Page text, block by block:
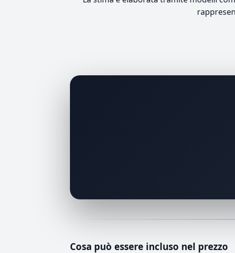
Cosa può essere incluso nel prezzo